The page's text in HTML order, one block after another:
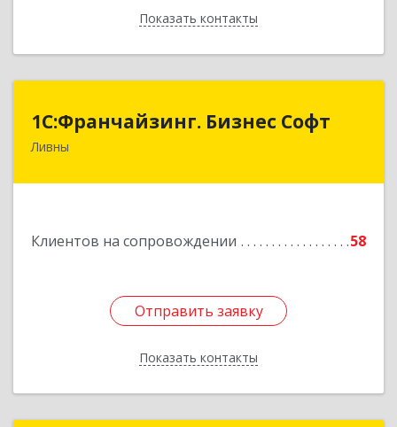
Показать контакты
Назад
1C:Франчайзинг. Бизнес Софт
Ливны
Клиентов на сопровождении 58
Отправить заявку
Показать контакты
1C:Франчайзинг. Бизнес Софт
303851, Орловская обл, Ливны г, Гайдара ул,
Отправить заявку
Назад